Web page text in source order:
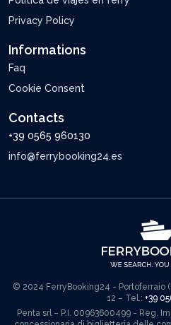
Privacy Policy
Informations
Faq
Cookie Consent
Contacts
+39 0565 960130
info@ferrybooking24.es
© 2024 FerryBooking24 - Portoferraio
12 – Tel.: +39
Penta srl – P.I. 00963600499 - Reg.